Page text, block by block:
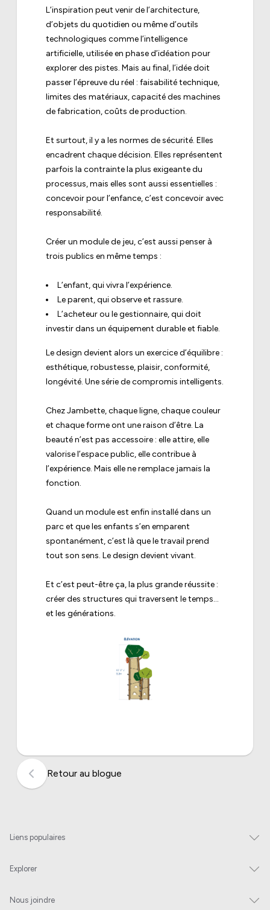
L’inspiration peut venir de l’architecture,
d’objets du quotidien ou même d’outils
technologiques comme l’intelligence
artificielle, utilisée en phase d’idéation pour
explorer des pistes. Mais au final, l’idée doit
passer l’épreuve du réel : faisabilité technique,
limites des matériaux, capacité des machines
de fabrication, coûts de production.
Et surtout, il y a les normes de sécurité. Elles
encadrent chaque décision. Elles représentent
parfois la contrainte la plus exigeante du
processus, mais elles sont aussi essentielles :
concevoir pour l’enfance, c’est concevoir avec
responsabilité.
Créer un module de jeu, c’est aussi penser à
trois publics en même temps :
L’enfant, qui vivra l’expérience.
Le parent, qui observe et rassure.
L’acheteur ou le gestionnaire, qui doit
investir dans un équipement durable et fiable.
Le design devient alors un exercice d’équilibre :
esthétique, robustesse, plaisir, conformité,
longévité. Une série de compromis intelligents.
Chez Jambette, chaque ligne, chaque couleur
et chaque forme ont une raison d’être. La
beauté n’est pas accessoire : elle attire, elle
valorise l’espace public, elle contribue à
l’expérience. Mais elle ne remplace jamais la
fonction.
Quand un module est enfin installé dans un
parc et que les enfants s’en emparent
spontanément, c’est là que le travail prend
tout son sens. Le design devient vivant.
Et c’est peut-être ça, la plus grande réussite :
créer des structures qui traversent le temps…
et les générations.
Retour au blogue
Liens populaires
Explorer
Nous joindre